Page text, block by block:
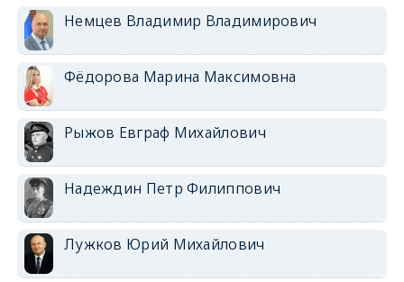
Немцев Владимир Владимирович
Фёдорова Марина Максимовна
Рыжов Евграф Михайлович
Надеждин Петр Филиппович
Лужков Юрий Михайлович